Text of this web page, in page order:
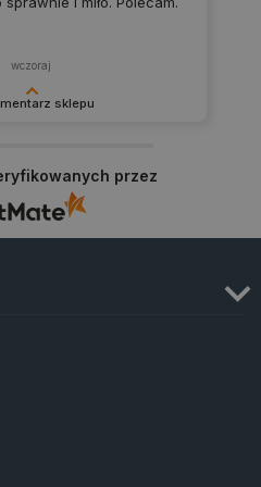
sklepu
wczoraj
przez